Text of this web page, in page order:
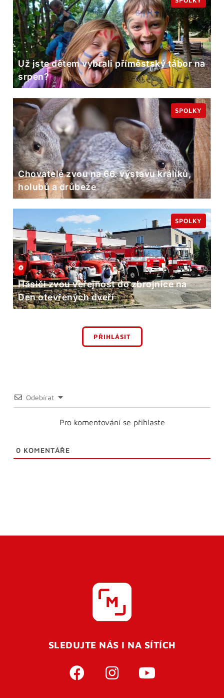
Už jste dětem vybrali příměstský tábor na
srpen?
Chovatelé zvou na 66. výstavu králíků,
holubů a drůbeže
SPOLKY
Hasiči zvou veřejnost do zbrojnice na
Den otevřených dveří
SPOLKY
PŘIHLÁSIT
Odebírat
Pro komentování se přihlaste
0 KOMENTÁŘE
SLEDUJTE NÁS I NA SÍTÍCH